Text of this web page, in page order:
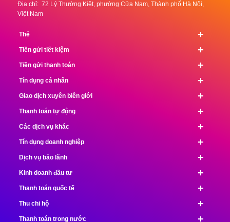
Địa chỉ: 72 Lý Thường Kiệt, phường Cửa Nam, Thành phố Hà Nội,
Việt Nam
+
Thẻ
+
Tiền gửi tiết kiệm
+
Tiền gửi thanh toán
+
Tín dụng cá nhân
+
Giao dịch xuyên biên giới
+
Thanh toán tự động
+
Các dịch vụ khác
+
Tín dụng doanh nghiệp
+
Dịch vụ bảo lãnh
+
Kinh doanh đầu tư
+
Thanh toán quốc tế
+
Thu chi hộ
+
Thanh toán trong nước